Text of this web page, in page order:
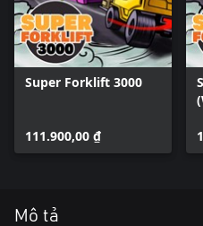
Super Forklift 3000
111.900,00 ₫
Mô tả